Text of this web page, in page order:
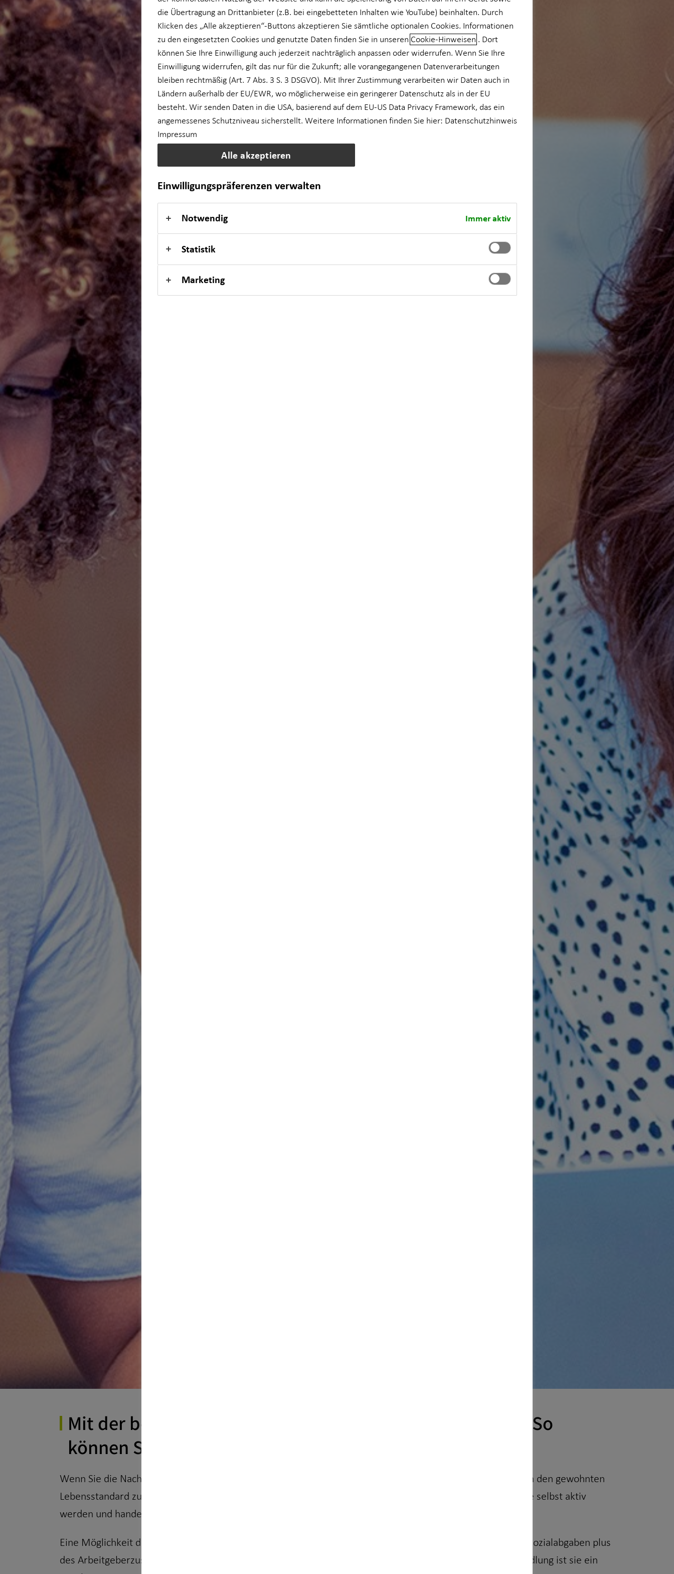
Betriebliche Altersvorsorge
Kapitalanlage Immobilien
für Lehrkräfte
für Medizinberufe
für Unternehmen
Private Krankenvorsorge
Einkommenssicherung
Kindervorsorge
Sach- und Vermögenssicherung
Expat
Karriere-Podcast
Mit der betrieblichen Altersvorsorge doppelt profitieren: So
können Sie die gesetzliche Rente aufstocken
Wenn Sie die Nachrichten verfolgen, wissen Sie es vermutlich: Die gesetzliche Rente wird kaum reichen, um den gewohnten
Lebensstandard zu erhalten. Wenn Sie im Alter mehr als nur eine Grundsicherung haben wollen, müssen Sie selbst aktiv
werden und handeln.
Eine Möglichkeit dafür ist die betriebliche Altersvorsorge. Dank Steuervorteilen und Einsparungen bei den Sozialabgaben plus
des Arbeitgeberzuschusses in Höhe von bis zu 15 % und mehr des Umwandlungsbetrags zur Entgeltumwandlung ist sie ein
die Übertragung an Drittanbieter (z.B. bei eingebetteten Inhalten wie YouTube) beinhalten. Durch
Klicken des „Alle akzeptieren“-Buttons akzeptieren Sie sämtliche optionalen Cookies. Informationen
zu den eingesetzten Cookies und genutzte Daten finden Sie in unseren Cookie-Hinweisen . Dort
können Sie Ihre Einwilligung auch jederzeit nachträglich anpassen oder widerrufen. Wenn Sie Ihre
Einwilligung widerrufen, gilt das nur für die Zukunft; alle vorangegangenen Datenverarbeitungen
bleiben rechtmäßig (Art. 7 Abs. 3 S. 3 DSGVO). Mit Ihrer Zustimmung verarbeiten wir Daten auch in
Ländern außerhalb der EU/EWR, wo möglicherweise ein geringerer Datenschutz als in der EU
besteht. Wir senden Daten in die USA, basierend auf dem EU-US Data Privacy Framework, das ein
angemessenes Schutzniveau sicherstellt. Weitere Informationen finden Sie hier: Datenschutzhinweis
Impressum
Alle akzeptieren
Einwilligungspräferenzen verwalten
Notwendig Immer aktiv
Statistik
Marketing